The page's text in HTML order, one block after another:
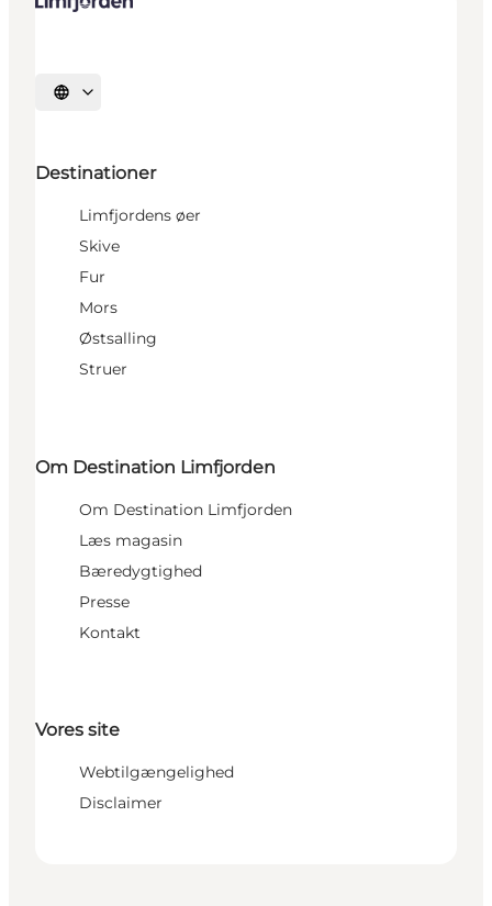
Vælg sprog
Destinationer
Limfjordens øer
Skive
Fur
Mors
Østsalling
Struer
Om Destination Limfjorden
Om Destination Limfjorden
Læs magasin
Bæredygtighed
Presse
Kontakt
Vores site
Webtilgængelighed
Disclaimer